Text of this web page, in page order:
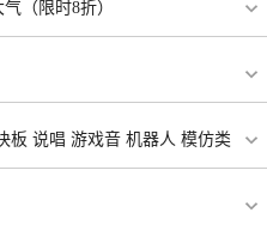
（限时8折）
板 说唱 游戏音 机器人 模仿类